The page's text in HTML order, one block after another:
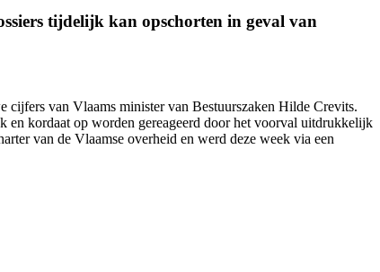
tijdelijk kan opschorten in geval van
cijfers van Vlaams minister van Bestuurszaken Hilde Crevits.
en kordaat op worden gereageerd door het voorval uitdrukkelijk
van de Vlaamse overheid en werd deze week via een